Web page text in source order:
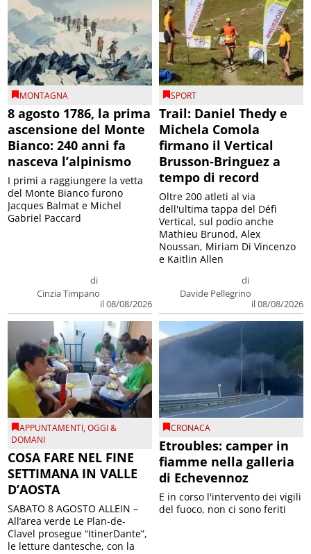
MONTAGNA
8 agosto 1786, la prima
ascensione del Monte
Bianco: 240 anni fa
nasceva l’alpinismo
di
Cinzia Timpano
il 08/08/2026
I primi a raggiungere la vetta
del Monte Bianco furono
Jacques Balmat e Michel
Gabriel Paccard
SPORT
Trail: Daniel Thedy e
Michela Comola
firmano il Vertical
Brusson-Bringuez a
tempo di record
di
Davide Pellegrino
il 08/08/2026
Oltre 200 atleti al via
dell'ultima tappa del Défì
Vertical, sul podio anche
Mathieu Brunod, Alex
Noussan, Miriam Di Vincenzo
e Kaitlin Allen
APPUNTAMENTI,OGGI &
DOMANI
COSA FARE NEL FINE
SETTIMANA IN VALLE
D’AOSTA
SABATO 8 AGOSTO ALLEIN –
All’area verde Le Plan-de-
Clavel prosegue “ItinerDante”,
le letture dantesche, con la
CRONACA
Etroubles: camper in
fiamme nella galleria
di Echevennoz
E in corso l'intervento dei vigili
del fuoco, non ci sono feriti